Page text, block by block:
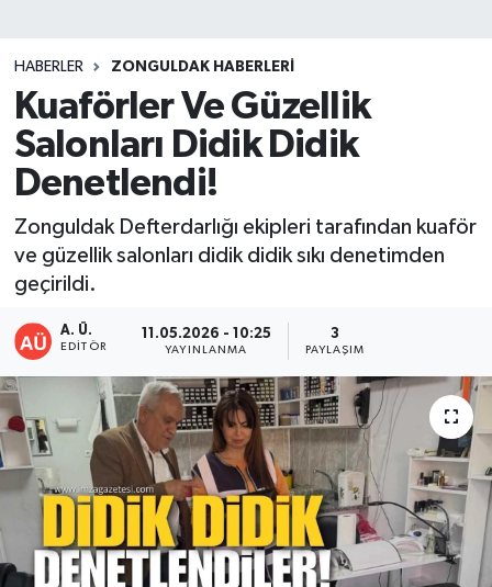
HABERLER ZONGULDAK HABERLERI
Kuaförler Ve Güzellik
Salonları Didik Didik
Denetlendi!
Zonguldak Defterdarlığı ekipleri tarafından kuaför
ve güzellik salonları didik didik sıkı denetimden
geçirildi.
A. Ü.
EDITÖR
11.05.2026 - 10:25
YAYINLANMA
3
PAYLAŞIM
DÜZCE
EREĞLİ
KARABÜK
KASTAMONU